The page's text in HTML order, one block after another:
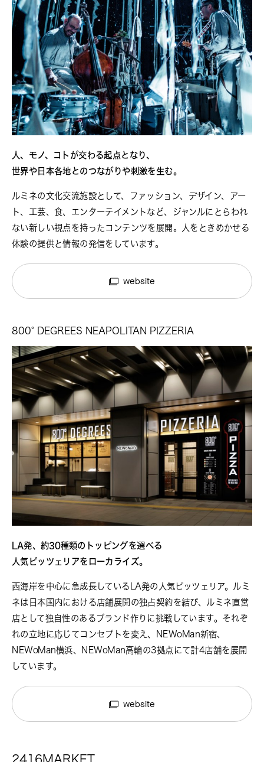
人、モノ、コトが交わる起点となり、
世界や日本各地とのつながりや刺激を生む。
ルミネの文化交流施設として、ファッション、デザイン、アー
ト、工芸、食、エンターテイメントなど、ジャンルにとらわれ
ない新しい視点を持ったコンテンツを展開。人をときめかせる
体験の提供と情報の発信をしています。
website
800° DEGREES NEAPOLITAN PIZZERIA
LA発、約30種類のトッピングを選べる
人気ピッツェリアをローカライズ。
西海岸を中心に急成長しているLA発の人気ピッツェリア。ルミ
ネは日本国内における店舗展開の独占契約を結び、ルミネ直営
店として独自性のあるブランド作りに挑戦しています。それぞ
れの立地に応じてコンセプトを変え、NEWoMan新宿、
NEWoMan横浜、NEWoMan高輪の3拠点にて計4店舗を展開
しています。
website